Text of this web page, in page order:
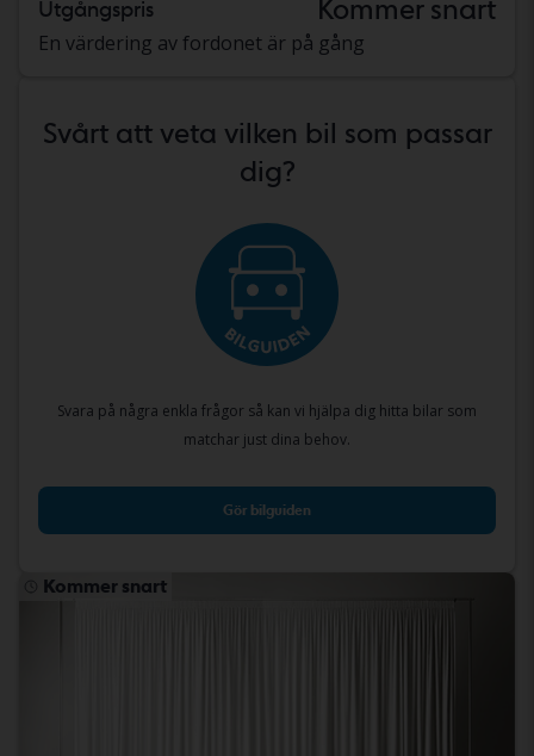
Utgångspris Kommer snart
En värdering av fordonet är på gång
Svårt att veta vilken bil som passar
dig?
Svara på några enkla frågor så kan vi hjälpa dig hitta bilar som
matchar just dina behov.
Gör bilguiden
Kommer snart